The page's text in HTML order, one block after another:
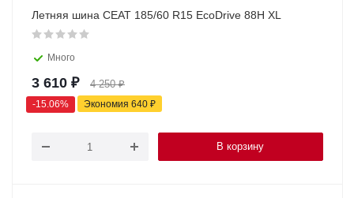
Летняя шина CEAT 185/60 R15 EcoDrive 88H XL
Много
3 610 ₽ 4 250₽
-15.06% Экономия 640 ₽
В корзину